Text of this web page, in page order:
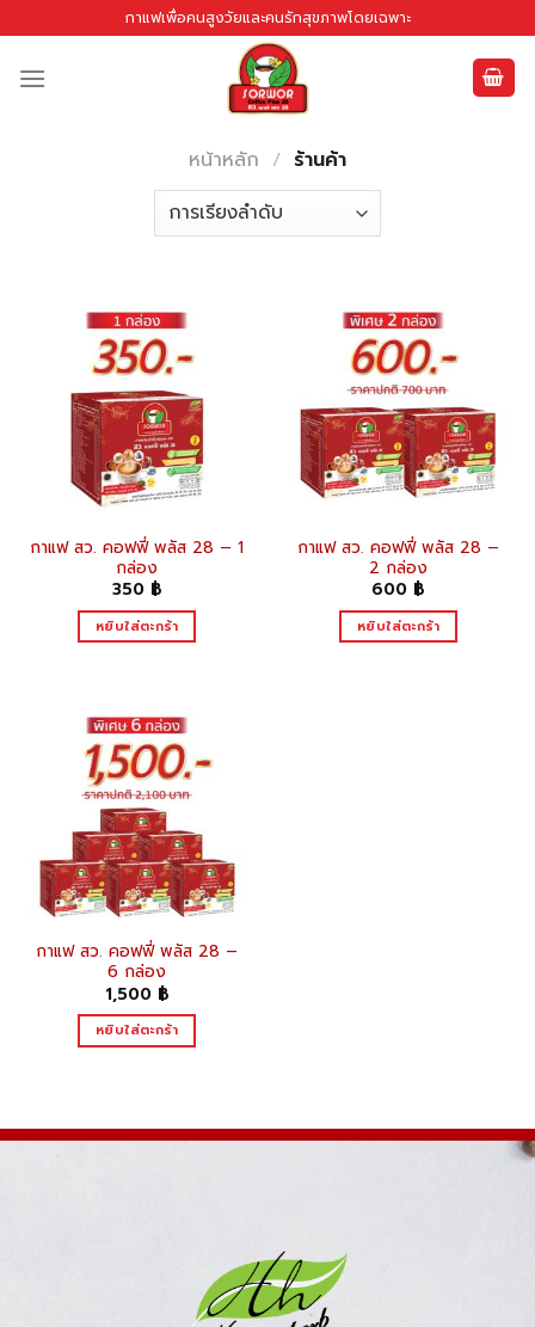
to
content
กาแฟเพื่อคนสูงวัยและคนรักสุขภาพโดยเฉพาะ
หน้าหลัก / ร้านค้า
กาแฟ สว. คอฟฟี่ พลัส 28 – 1
กล่อง
350 ฿
หยิบใส่ตะกร้า
กาแฟ สว. คอฟฟี่ พลัส 28 –
2 กล่อง
600 ฿
หยิบใส่ตะกร้า
กาแฟ สว. คอฟฟี่ พลัส 28 –
6 กล่อง
1,500 ฿
หยิบใส่ตะกร้า